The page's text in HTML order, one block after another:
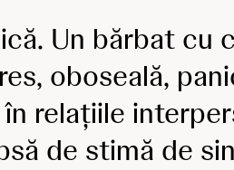
Un bărbat cu
oboseală,
relațiile
de stimă de